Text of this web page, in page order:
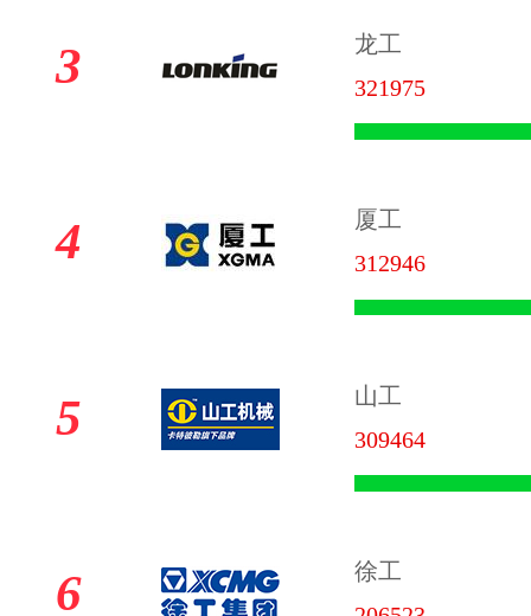
3
龙工
321975
4
厦工
312946
5
山工
309464
6
徐工